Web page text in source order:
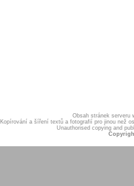
Obsah stránek serveru
Kopírování a šíření textů a fotografií pro jinou než
Unauthorised copying and